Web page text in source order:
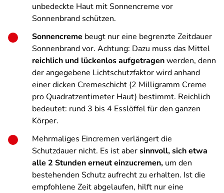
unbedeckte Haut mit Sonnencreme vor
Sonnenbrand schützen.
Sonnencreme beugt nur eine begrenzte Zeitdauer
Sonnenbrand vor. Achtung: Dazu muss das Mittel
reichlich und lückenlos aufgetragenwerden, denn
der angegebene Lichtschutzfaktor wird anhand
einer dicken Cremeschicht (2 Milligramm Creme
pro Quadratzentimeter Haut) bestimmt. Reichlich
bedeutet: rund 3 bis 4 Esslöffel für den ganzen
Körper.
Mehrmaliges Eincremen verlängert die
Schutzdauer nicht. Es ist abersinnvoll, sich etwa
alle 2 Stunden erneut einzucremen, um den
bestehenden Schutz aufrecht zu erhalten. Ist die
empfohlene Zeit abgelaufen, hilft nur eine